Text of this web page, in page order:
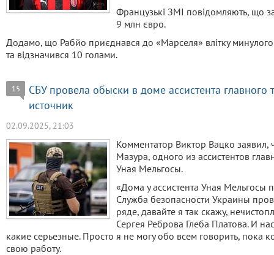
Французькі ЗМІ повідомляють, що
9 млн євро.
Додамо, що Рабйо приєднався до «Марселя» влітку минулого
та відзначився 10 голами.
15
СБУ провела обыски в доме ассистента
источник
02.09.2025, 21:03
Комментатор Виктор Вацко
Мазура, одного из ассистентов
Уная Мельгосы.
«Дома у ассистента Уная
Служба безопасности Украины
ряде, давайте я так скажу,
Сергея Реброва Глеба Платова. И
какие серьезные. Просто я не могу обо всем говорить,
свою работу.